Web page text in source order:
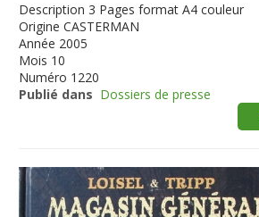
Description 3 Pages format A4 couleur
Origine CASTERMAN
Année 2005
Mois 10
Numéro 1220
Publié dans Dossiers de presse